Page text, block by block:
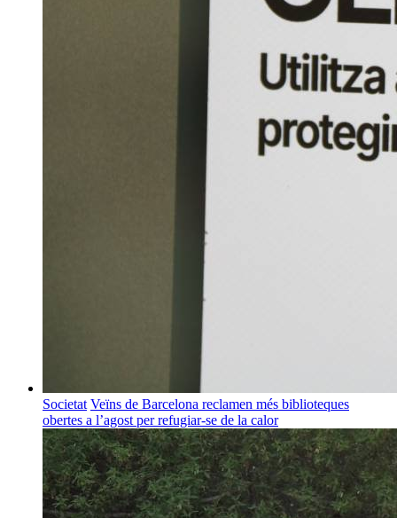
Societat Veïns de Barcelona reclamen més biblioteques
obertes a l’agost per refugiar-se de la calor